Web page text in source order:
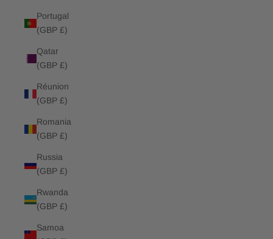
Portugal
(GBP £)
Qatar
(GBP £)
Réunion
(GBP £)
Romania
(GBP £)
Russia
(GBP £)
Rwanda
(GBP £)
Samoa